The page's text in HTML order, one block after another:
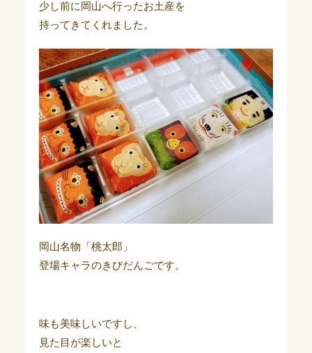
少し前に岡山へ行ったお土産を
持ってきてくれました。
岡山名物「桃太郎」
登場キャラのきびだんごです。
味も美味しいですし、
見た目が楽しいと